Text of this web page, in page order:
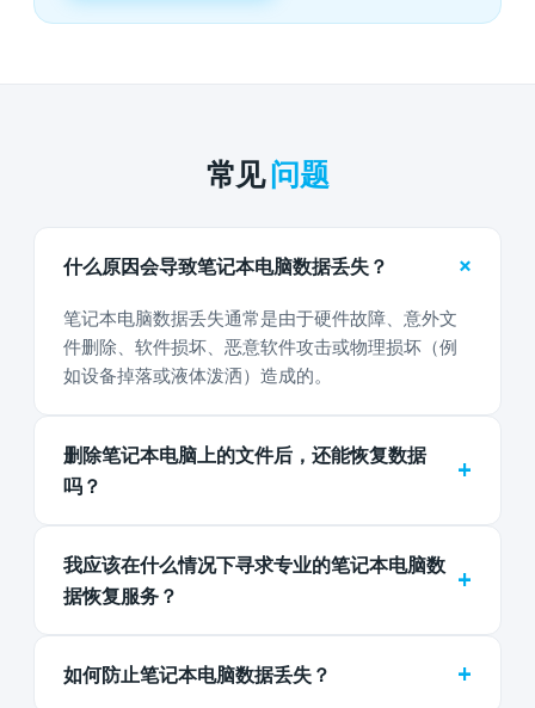
常见问题
什么原因会导致笔记本电脑数据丢失？ +
笔记本电脑数据丢失通常是由于硬件故障、意外文
件删除、软件损坏、恶意软件攻击或物理损坏（例
如设备掉落或液体泼洒）造成的。
删除笔记本电脑上的文件后，还能恢复数据
吗？
+
我应该在什么情况下寻求专业的笔记本电脑数
据恢复服务？
+
如何防止笔记本电脑数据丢失？ +